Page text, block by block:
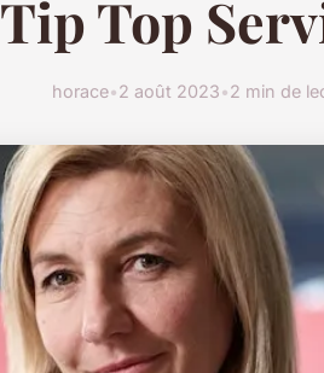
Tip Top
horace•2 août 2023•2 min de